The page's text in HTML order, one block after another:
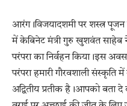
आरंग।विजयादशमी पर शस्त्र
में केबिनेट मंत्री गुरु खुशवंत साहेब
परंपरा का निर्वहन किया।इस
परंपरा हमारी गौरवशाली संस्कृति
अद्वितीय प्रतीक है।आपको बता दे